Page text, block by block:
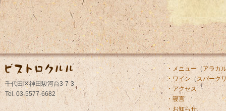
千代田区神田駿河台3-7-3
Tel. 03-5577-6682
・メニュー（ アラカ
・ワイン （スパーク
・アクセス
・寝言
・お知らせ